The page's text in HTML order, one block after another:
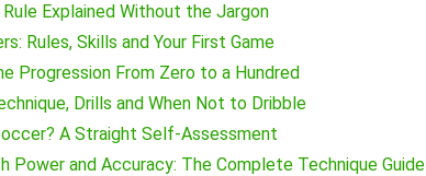
Explained Without the Jargon
Rules, Skills and Your First Game
Progression From Zero to a Hundred
Drills and When Not to Dribble
A Straight Self-Assessment
Power and Accuracy: The Complete Technique Guide